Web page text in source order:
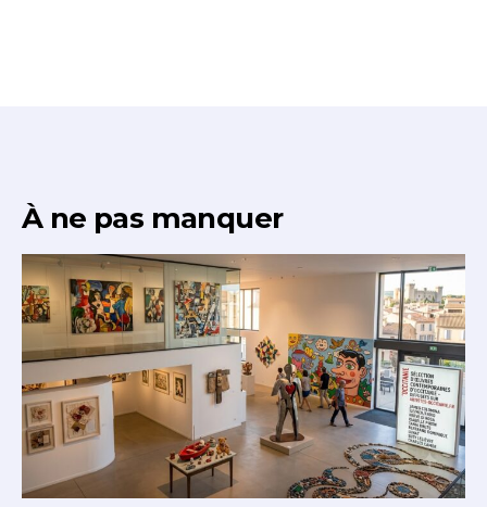
À ne pas manquer